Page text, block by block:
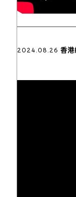
2024.08.26 香港